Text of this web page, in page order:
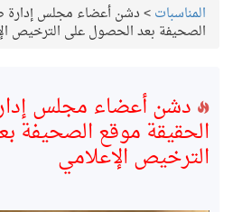
المناسبات>دشن أعضاء مجلس إدارة
الصحيفة بعد الحصول على الترخيص
دشن أعضاء مجلس
الحقيقة موقع الصحيفة
الترخيص الإعلامي